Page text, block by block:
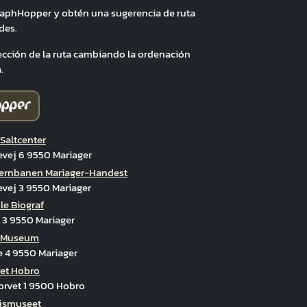
Handest
y obtén una sugerencia de ruta
de la ruta cambiando la ordenación
6 9550 Mariager
Mariager-Handest
3 9550 Mariager
Biograf
9550 Mariager
4 9550 Mariager
Hobro
1 9500 Hobro